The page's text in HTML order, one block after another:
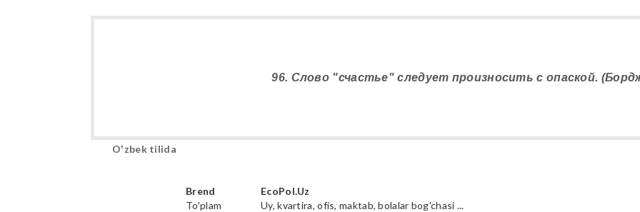
96. Слово "счастье" следует произносить с опаской.
O'zbek tilida
Brend EcoPol.Uz
To'plam
Uy, kvartira, ofis, maktab, bolalar bog'chasi ...